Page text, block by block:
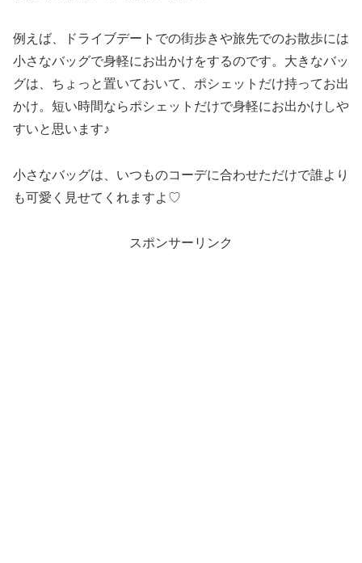
例えば、ドライブデートでの街歩きや旅先でのお散歩には
小さなバッグで身軽にお出かけをするのです。大きなバッ
グは、ちょっと置いておいて、ポシェットだけ持ってお出
かけ。短い時間ならポシェットだけで身軽にお出かけしや
すいと思います♪
小さなバッグは、いつものコーデに合わせただけで誰より
も可愛く見せてくれますよ♡
スポンサーリンク